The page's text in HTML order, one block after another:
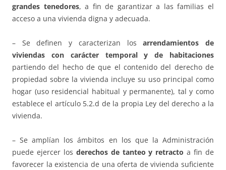
grandes tenedores, a fin de garantizar a las familias el
acceso a una vivienda digna y adecuada.
– Se definen y caracterizan los arrendamientos de
viviendas con carácter temporal y de habitaciones
partiendo del hecho de que el contenido del derecho de
propiedad sobre la vivienda incluye su uso principal como
hogar (uso residencial habitual y permanente), tal y como
establece el artículo 5.2.d de la propia Ley del derecho a la
vivienda.
– Se amplían los ámbitos en los que la Administración
puede ejercer los derechos de tanteo y retracto a fin de
favorecer la existencia de una oferta de vivienda suficiente